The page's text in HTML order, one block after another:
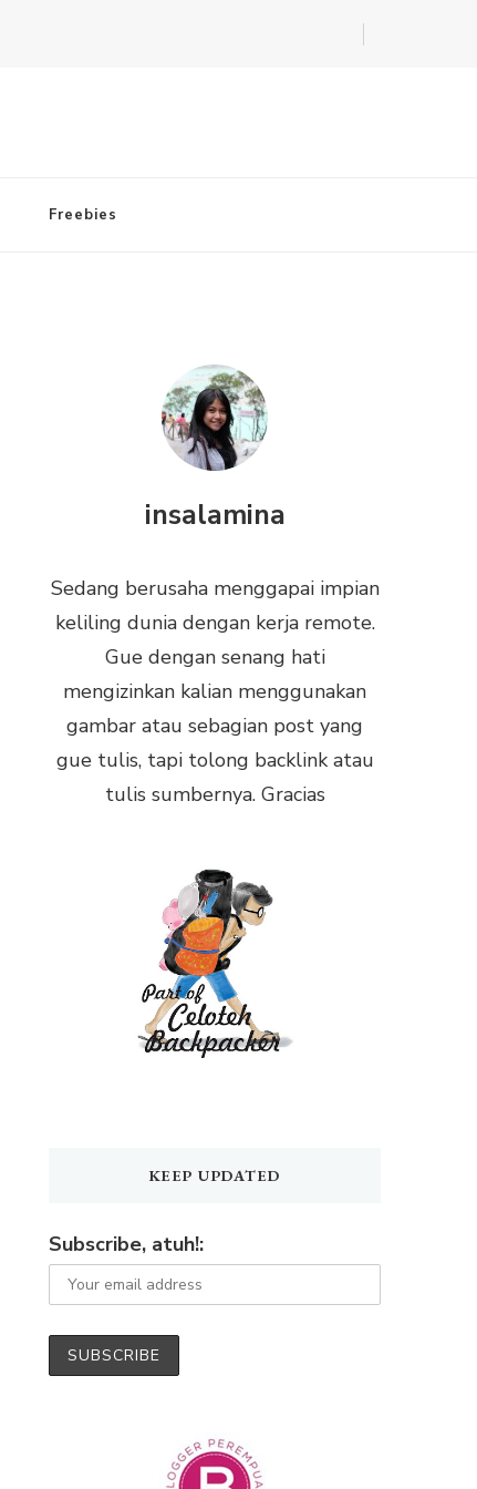
Freebies
insalamina
Sedang berusaha menggapai impian
keliling dunia dengan kerja remote.
Gue dengan senang hati
mengizinkan kalian menggunakan
gambar atau sebagian post yang
gue tulis, tapi tolong backlink atau
tulis sumbernya. Gracias
KEEP UPDATED
Subscribe, atuh!: